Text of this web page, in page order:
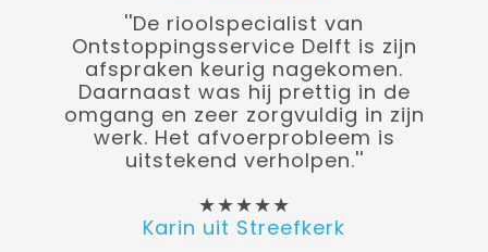
''De rioolspecialist van
Ontstoppingsservice Delft is zijn
afspraken keurig nagekomen.
Daarnaast was hij prettig in de
omgang en zeer zorgvuldig in zijn
werk. Het afvoerprobleem is
uitstekend verholpen.''
★★★★★
Karin uit Streefkerk